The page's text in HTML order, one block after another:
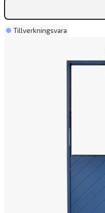
Tillverkningsvara